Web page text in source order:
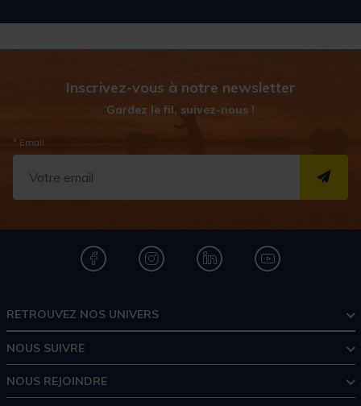
Inscrivez-vous à notre newsletter
Gardez le fil, suivez-nous !
* Email
RETROUVEZ NOS UNIVERS
NOUS SUIVRE
NOUS REJOINDRE